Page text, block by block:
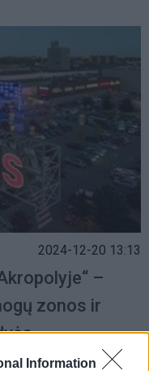
Information
2024-12-20 13:13
–
zonos ir